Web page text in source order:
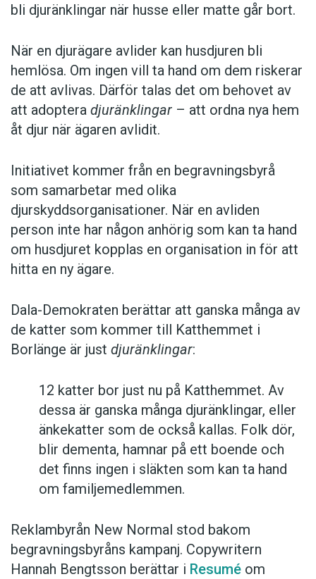
bli djuränklingar när husse eller matte går bort.
När en djurägare avlider kan husdjuren bli
hemlösa. Om ingen vill ta hand om dem riskerar
de att avlivas. Därför talas det om behovet av
att adoptera djuränklingar – att ordna nya hem
åt djur när ägaren avlidit.
Initiativet kommer från en begravningsbyrå
som samarbetar med olika
djurskyddsorganisationer. När en avliden
person inte har någon anhörig som kan ta hand
om husdjuret kopplas en organisation in för att
hitta en ny ägare.
Dala-Demokraten berättar att ganska många av
de katter som kommer till Katthemmet i
Borlänge är just djuränklingar:
12 katter bor just nu på Katthemmet. Av
dessa är ganska många djuränklingar, eller
änkekatter som de också kallas. Folk dör,
blir dementa, hamnar på ett boende och
det finns ingen i släkten som kan ta hand
om familjemedlemmen.
Reklambyrån New Normal stod bakom
begravningsbyråns kampanj. Copywritern
Hannah Bengtsson berättar i Resumé om